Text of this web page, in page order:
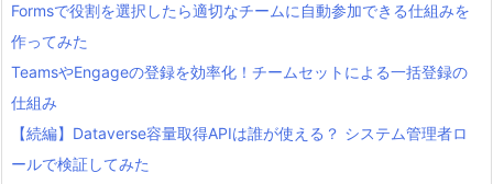
Formsで役割を選択したら適切なチームに自動参加できる仕組みを
作ってみた
TeamsやEngageの登録を効率化！チームセットによる一括登録の
仕組み
【続編】Dataverse容量取得APIは誰が使える？ システム管理者ロ
ールで検証してみた